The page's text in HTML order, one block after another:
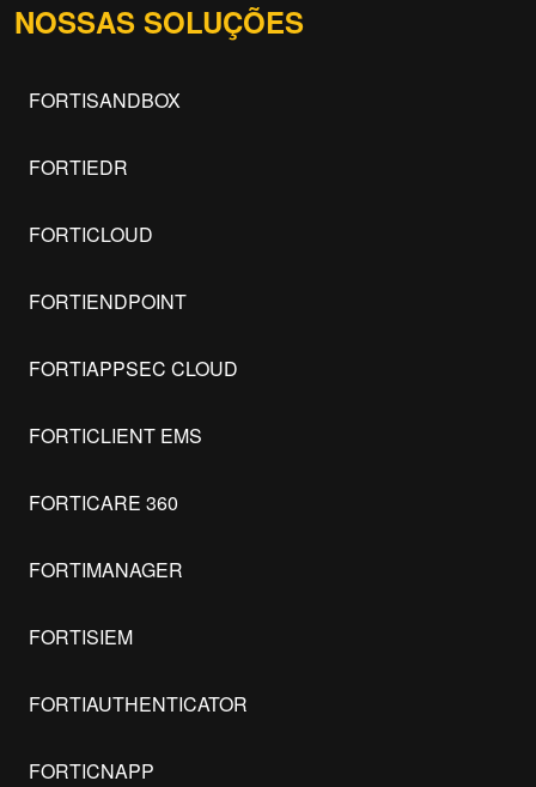
NOSSAS SOLUÇÕES
FORTISANDBOX
FORTIEDR
FORTICLOUD
FORTIENDPOINT
FORTIAPPSEC CLOUD
FORTICLIENT EMS
FORTICARE 360
FORTIMANAGER
FORTISIEM
FORTIAUTHENTICATOR
FORTICNAPP